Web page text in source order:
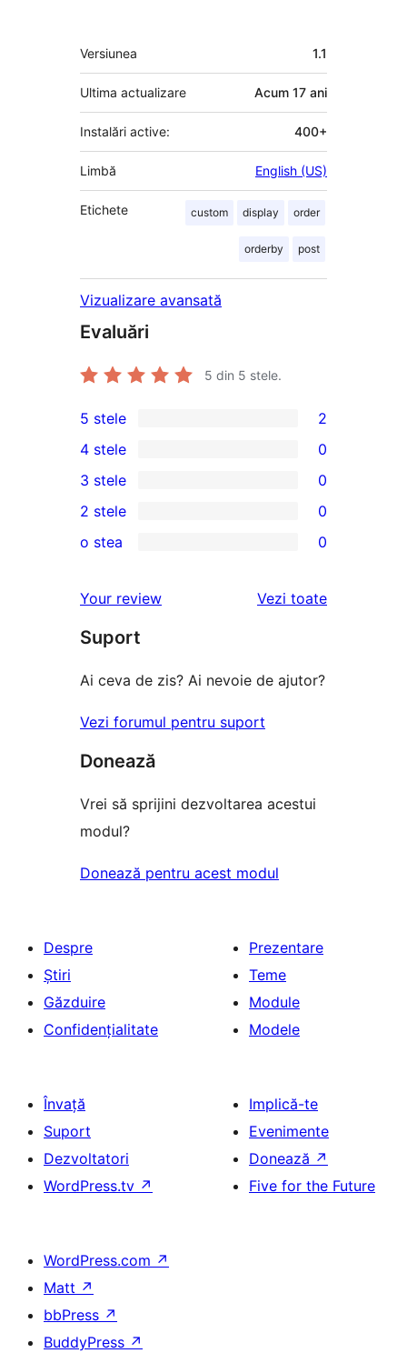
Meta
Versiunea 1.1
Ultima actualizare Acum 17 ani
Instalări active: 400+
Limbă English (US)
Etichete custom display order
orderby post
Vizualizare avansată
Evaluări
5 din 5 stele.
2
5
–
recenzii
(stele)
5 stele 2
4
–
recenzii
4 stele 0
0
3
–
(stele)
3 stele 0
2
recenzii
(stele)
2 stele 0
0
–
recenzii
o stea 0
Your review Vezi toaterecenziile
Suport
Ai ceva de zis? Ai nevoie de ajutor?
Vezi forumul pentru suport
Donează
Vrei să sprijini dezvoltarea acestui
modul?
Donează pentru acest modul
Despre
Știri
Găzduire
Confidențialitate
Prezentare
Teme
Module
Modele
Învață
Suport
Dezvoltatori
WordPress.tv ↗
Implică-te
Evenimente
Donează ↗
Five for the Future
WordPress.com ↗
Matt ↗
bbPress ↗
BuddyPress ↗